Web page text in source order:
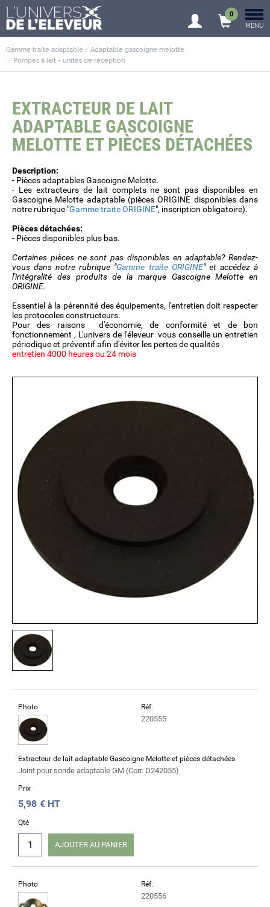
0
MENU
Gamme traite adaptable
Adaptable gascoigne melotte
Pompes à lait - unités de réception
EXTRACTEUR DE LAIT
ADAPTABLE GASCOIGNE
MELOTTE ET PIÈCES DÉTACHÉES
Description:
- Pièces adaptables Gascoigne Melotte.
- Les extracteurs de lait complets ne sont pas disponibles en
Gascoigne Melotte adaptable (pièces ORIGINE disponibles dans
notre rubrique "Gamme traite ORIGINE", inscription obligatoire).
Pièces détachées:
- Pièces disponibles plus bas.
Certaines pièces ne sont pas disponibles en adaptable? Rendez-
vous dans notre rubrique "Gamme traite ORIGINE" et accédez à
l'intégralité des produits de la marque Gascoigne Melotte en
ORIGINE.
Essentiel à la pérennité des équipements, l'entretien doit respecter
les protocoles constructeurs.
Pour des raisons d'économie, de conformité et de bon
fonctionnement , L'univers de l'éleveur vous conseille un entretien
périodique et préventif afin d'éviter les pertes de qualités .
entretien 4000 heures ou 24 mois
Réf.
220555
Photo
Extracteur de lait adaptable Gascoigne Melotte et pièces détachées
Joint pour sonde adaptable GM (Corr. D242055)
Prix
5,98 € HT
Qté
AJOUTER AU PANIER
Réf.
220556
Photo